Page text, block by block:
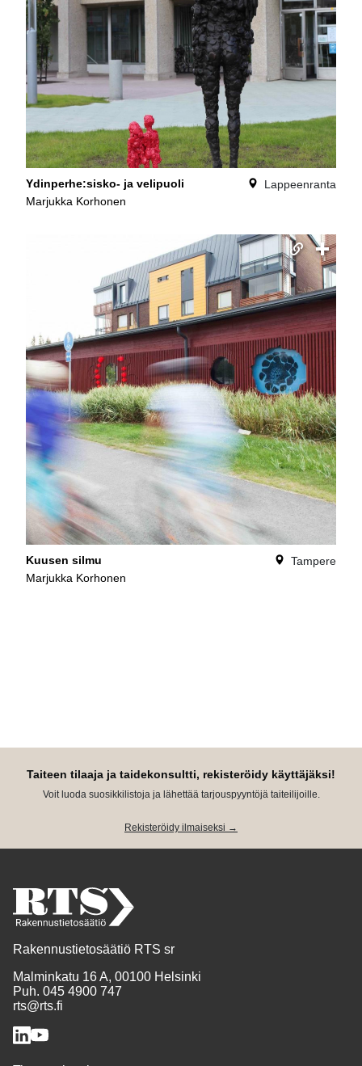
Ydinperhe:sisko- ja velipuoli
Marjukka Korhonen
Lappeenranta
Kuusen silmu
Marjukka Korhonen
Tampere
Taiteen tilaaja ja taidekonsultti, rekisteröidy käyttäjäksi!
Voit luoda suosikkilistoja ja lähettää tarjouspyyntöjä taiteilijoille.
Rekisteröidy ilmaiseksi →
Rakennustietosäätiö RTS sr
Malminkatu 16 A, 00100 Helsinki
Puh. 045 4900 747
rts@rts.fi